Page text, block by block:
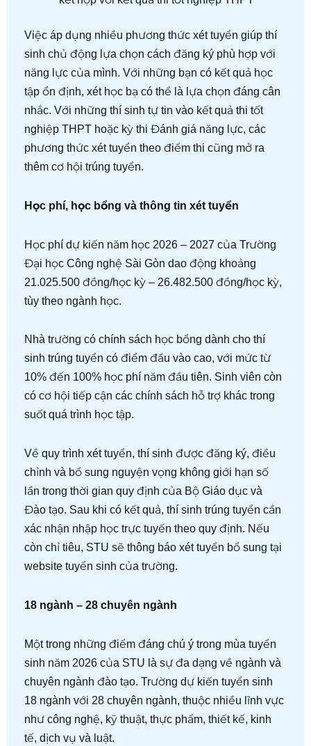
Việc áp dụng nhiều phương thức xét tuyển giúp thí
sinh chủ động lựa chọn cách đăng ký phù hợp với
năng lực của mình. Với những bạn có kết quả học
tập ổn định, xét học bạ có thể là lựa chọn đáng cân
nhắc. Với những thí sinh tự tin vào kết quả thi tốt
nghiệp THPT hoặc kỳ thi Đánh giá năng lực, các
phương thức xét tuyển theo điểm thi cũng mở ra
thêm cơ hội trúng tuyển.
Học phí, học bổng và thông tin xét tuyển
Học phí dự kiến năm học 2026 – 2027 của Trường
Đại học Công nghệ Sài Gòn dao động khoảng
21.025.500 đồng/học kỳ – 26.482.500 đồng/học kỳ,
tùy theo ngành học.
Nhà trường có chính sách học bổng dành cho thí
sinh trúng tuyển có điểm đầu vào cao, với mức từ
10% đến 100% học phí năm đầu tiên. Sinh viên còn
có cơ hội tiếp cận các chính sách hỗ trợ khác trong
suốt quá trình học tập.
Về quy trình xét tuyển, thí sinh được đăng ký, điều
chỉnh và bổ sung nguyện vọng không giới hạn số
lần trong thời gian quy định của Bộ Giáo dục và
Đào tạo. Sau khi có kết quả, thí sinh trúng tuyển cần
xác nhận nhập học trực tuyến theo quy định. Nếu
còn chỉ tiêu, STU sẽ thông báo xét tuyển bổ sung tại
website tuyển sinh của trường.
18 ngành – 28 chuyên ngành
Một trong những điểm đáng chú ý trong mùa tuyển
sinh năm 2026 của STU là sự đa dạng về ngành và
chuyên ngành đào tạo. Trường dự kiến tuyển sinh
18 ngành với 28 chuyên ngành, thuộc nhiều lĩnh vực
như công nghệ, kỹ thuật, thực phẩm, thiết kế, kinh
tế, dịch vụ và luật.